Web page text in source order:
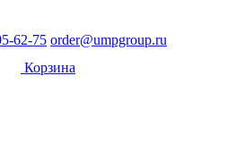
62-75 order@umpgroup.ru
Корзина